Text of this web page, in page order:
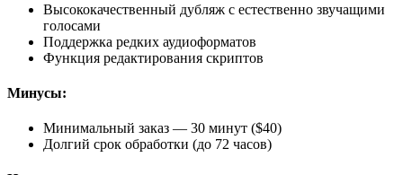
Высококачественный дубляж с естественно звучащими
голосами
Поддержка редких аудиоформатов
Функция редактирования скриптов
Минусы:
Минимальный заказ — 30 минут ($40)
Долгий срок обработки (до 72 часов)